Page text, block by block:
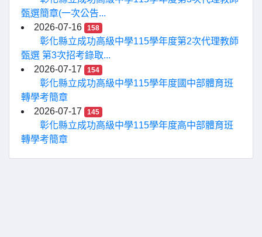
甄選簡章(一次公告...
2026-07-16
158
彰化縣立成功高級中學115學年度第2次代理教師
甄選 第3次招考錄取...
2026-07-17
154
彰化縣立成功高級中學115學年度國中部體育班
轉學考簡章
2026-07-17
145
彰化縣立成功高級中學115學年度高中部體育班
轉學考簡章